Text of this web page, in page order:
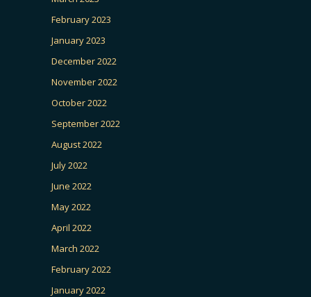
February 2023
January 2023
December 2022
November 2022
October 2022
September 2022
August 2022
July 2022
June 2022
May 2022
April 2022
March 2022
February 2022
January 2022